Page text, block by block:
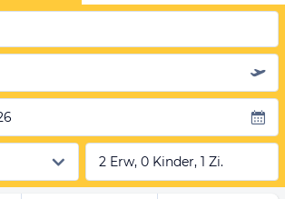
2 Erw, 0 Kinder, 1 Zi.